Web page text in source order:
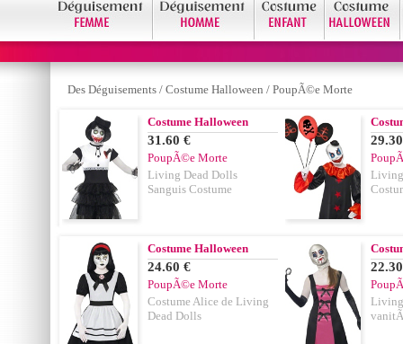
Des Déguisements / Costume Halloween / PoupÃ©e Morte
Costume Halloween
31.60 €
PoupÃ©e Morte
Living Dead Dolls
Sanguis Costume
Costume Halloween
24.60 €
PoupÃ©e Morte
Costume Alice de Living
Dead Dolls